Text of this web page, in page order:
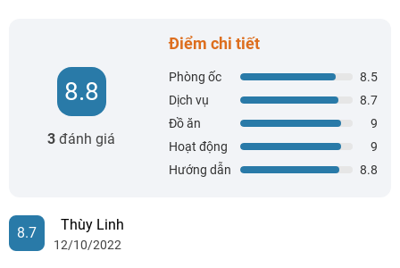
8.8
3 đánh giá
Điểm chi tiết
Phòng ốc
8.5
Dịch vụ
8.7
Đồ ăn
9
Hoạt động
9
Hướng dẫn
8.8
8.7 Thùy Linh
12/10/2022